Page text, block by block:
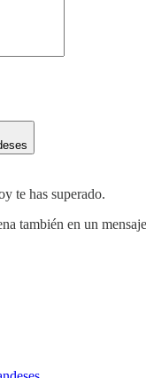
te has superado.
también en un